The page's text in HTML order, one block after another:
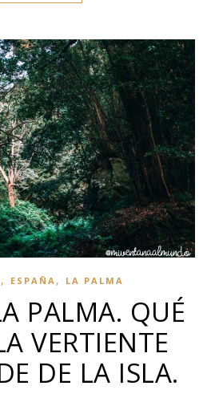
, ESPAÑA , LA PALMA
PALMA. QUÉ
VERTIENTE
DE LA ISLA.